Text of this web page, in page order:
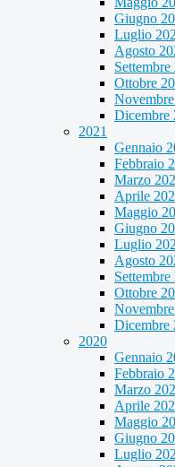
Giugno
Luglio
Agosto
Settembre
Ottobre
Dicembre
2021
Gennaio
Febbraio
Marzo
Aprile
Maggio
Giugno
Luglio
Agosto
Settembre
Ottobre
Dicembre
2020
Gennaio
Febbraio
Marzo
Aprile
Maggio
Giugno
Luglio